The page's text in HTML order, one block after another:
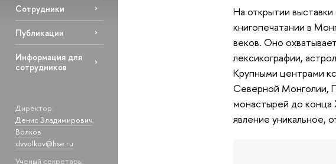
Сотрудники
Публикации
Информация для
сотрудников
Директор:
Денис Владимирович
Волков
dvvolkov@hse.ru
Ученый секретарь:
На открытии
книгопечатании в
веков. Оно
лексикографии,
Крупными центрами
Северной Монголии,
монастырей до конца
явление уникальное,